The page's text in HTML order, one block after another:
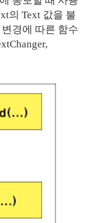
의 Text 값을 불
경에 따른 함수